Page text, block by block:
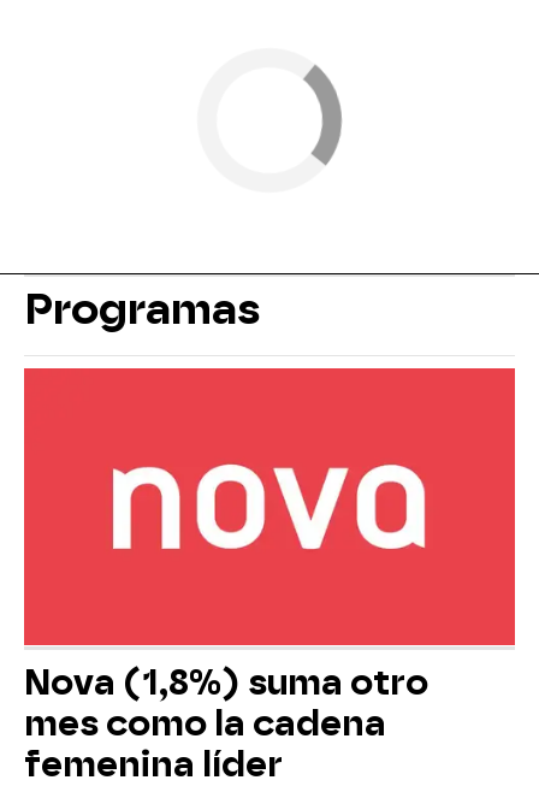
Programas
Nova (1,8%) suma otro
mes como la cadena
femenina líder